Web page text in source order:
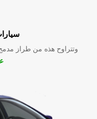
وتتراوح هذه من طراز